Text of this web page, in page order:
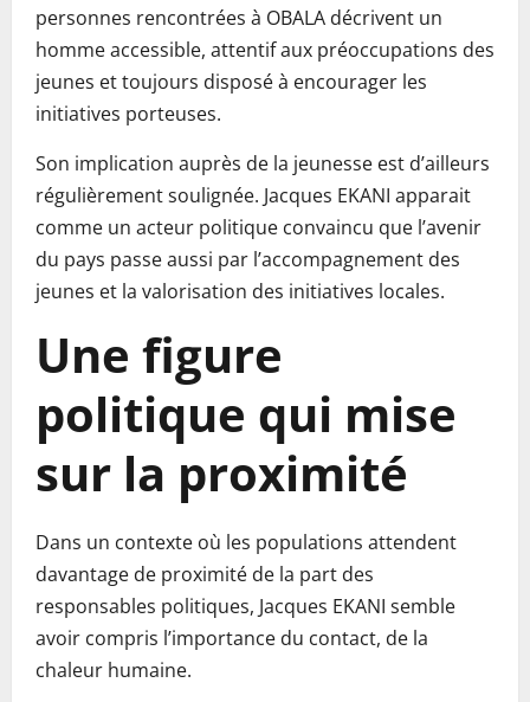
personnes rencontrées à OBALA décrivent un
homme accessible, attentif aux préoccupations des
jeunes et toujours disposé à encourager les
initiatives porteuses.
Son implication auprès de la jeunesse est d’ailleurs
régulièrement soulignée. Jacques EKANI apparait
comme un acteur politique convaincu que l’avenir
du pays passe aussi par l’accompagnement des
jeunes et la valorisation des initiatives locales.
Une figure
politique qui mise
sur la proximité
Dans un contexte où les populations attendent
davantage de proximité de la part des
responsables politiques, Jacques EKANI semble
avoir compris l’importance du contact, de la
chaleur humaine.